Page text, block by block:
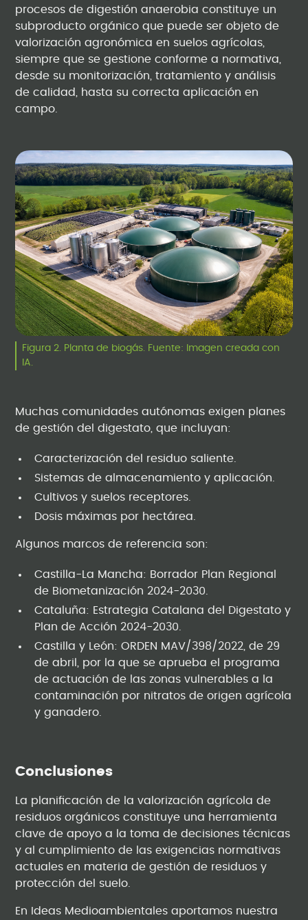
procesos de digestión anaerobia constituye un
subproducto orgánico que puede ser objeto de
valorización agronómica en suelos agrícolas,
siempre que se gestione conforme a normativa,
desde su monitorización, tratamiento y análisis
de calidad, hasta su correcta aplicación en
campo.
Figura 2. Planta de biogás. Fuente: Imagen creada con
IA.
Muchas comunidades autónomas exigen planes
de gestión del digestato, que incluyan:
Caracterización del residuo saliente.
Sistemas de almacenamiento y aplicación.
Cultivos y suelos receptores.
Dosis máximas por hectárea.
Algunos marcos de referencia son:
Castilla-La Mancha: Borrador Plan Regional
de Biometanización 2024-2030.
Cataluña: Estrategia Catalana del Digestato y
Plan de Acción 2024-2030.
Castilla y León: ORDEN MAV/398/2022, de 29
de abril, por la que se aprueba el programa
de actuación de las zonas vulnerables a la
contaminación por nitratos de origen agrícola
y ganadero.
Conclusiones
La planificación de la valorización agrícola de
residuos orgánicos constituye una herramienta
clave de apoyo a la toma de decisiones técnicas
y al cumplimiento de las exigencias normativas
actuales en materia de gestión de residuos y
protección del suelo.
En Ideas Medioambientales aportamos nuestra